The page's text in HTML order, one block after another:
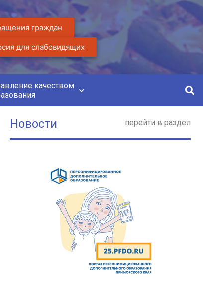
граждан
для слабовидящих
качеством
Новости перейти в раздел